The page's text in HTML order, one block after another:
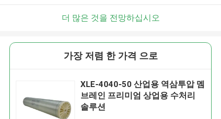
더 많은 것을 전망하십시오
가장 저렴 한 가격 으로
XLE-4040-50 산업용 역삼투압 멤
브레인 프리미엄 상업용 수처리
솔루션